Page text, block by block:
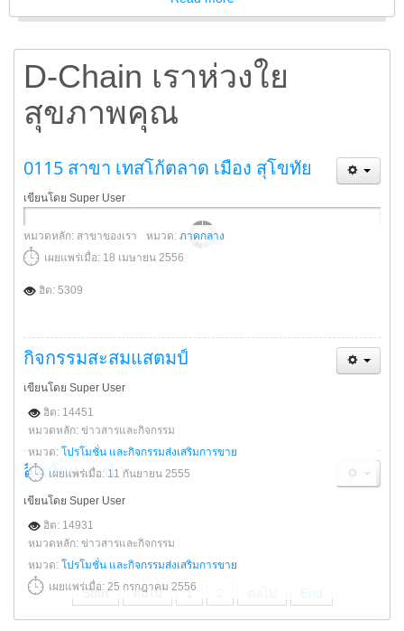
D-Chain เราห่วงใย
สุขภาพคุณ
0115 สาขา เทสโก้ตลาด เมือง สุโขทัย
เขียนโดย Super User
หมวดหลัก: สาขาของเรา หมวด: ภาคกลาง
เผยแพร่เมื่อ: 18 เมษายน 2556
ฮิต: 5309
กิจกรรมสะสมแสตมป์
เขียนโดย Super User
หมวดหลัก: ข่าวสารและกิจกรรม
หมวด: โปรโมชั่น และกิจกรรมส่งเสริมการขาย
เผยแพร่เมื่อ: 11 กันยายน 2555
ฮิต: 14451
สินค้าแนะนำ
เขียนโดย Super User
หมวดหลัก: ข่าวสารและกิจกรรม
หมวด: โปรโมชั่น และกิจกรรมส่งเสริมการขาย
เผยแพร่เมื่อ: 25 กรกฎาคม 2556
ฮิต: 14931
Start ต่อไป 1 2 ต่อไป End